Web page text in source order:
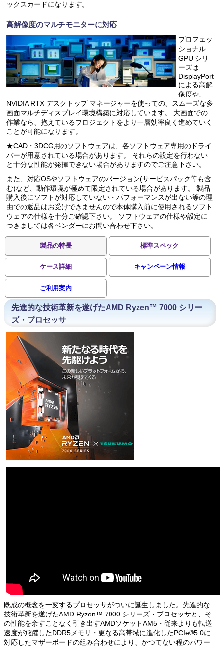
ックスカードになります。
高解像度のマルチモニターに対応
プロフェッ
ショナル
GPU シリ
ーズは
DisplayPort
による高解
像度や、
NVIDIA RTX デスクトップ マネージャーを使っての、スムーズな多
画面マルチディスプレイ環境構築に対応しています。 大画面での
作業なら、抱えているプロジェクトをより一層効率良く進めていく
ことが可能になります。
★CAD・3DCG用のソフトウェアは、各ソフトウェア専用のドライ
バーが用意されている場合があります。 それらの設定を行わない
と十分な性能が発揮できない場合がありますのでご注意下さい。
また、対応OSやソフトウェアのバージョン(サービスパック等も含
む)など、動作環境が極めて限定されている場合があります。 製品
購入後にソフトが対応していない・パフォーマンスが出ない等の理
由での返品はお受けできませんので本体購入前に使用されるソフト
ウェアの仕様を十分ご確認下さい。 ソフトウェアの仕様や設定に
つきましては各ベンダーにお問い合わせ下さい。
製品の特長 標準スペック
ケース詳細 キャンペーン情報
ご利用案内
先進的な技術革新を遂げたAMD Ryzen™ 7000 シリー
ズ・プロセッサ
既成の概念を一変するプロセッサがついに誕生しました。先進的な
技術革新を遂げたAMD Ryzen™ 7000 シリーズ・プロセッサと、そ
の性能を余すことなく引き出すAMDソケットAM5・従来よりも転送
速度が飛躍したDDR5メモリ・更なる高帯域に進化したPCIe®5.0に
対応したマザーボードの組み合わせにより、かつてない程のパワー